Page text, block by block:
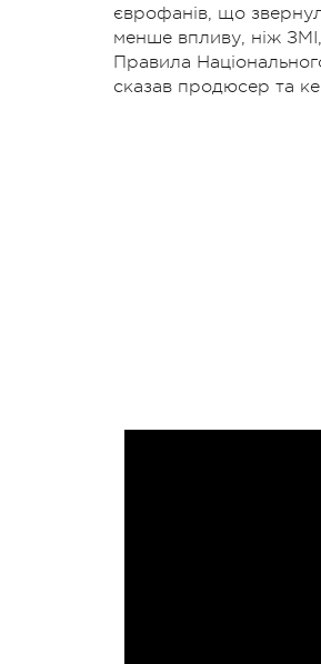
єврофанів, що
менше впливу, ніж
Правила
сказав продюсер та